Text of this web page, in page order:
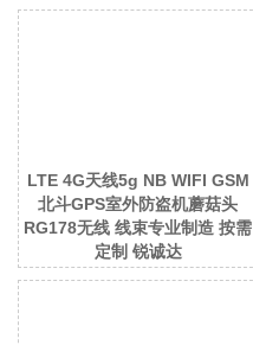
LTE 4G天线5g NB WIFI GSM
北斗GPS室外防盗机蘑菇头
RG178无线 线束专业制造 按需
定制 锐诚达